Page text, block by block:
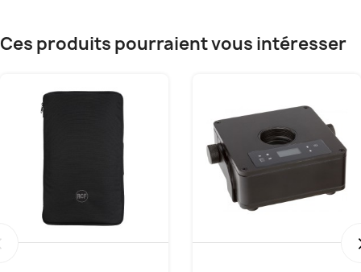
Ces produits pourraient vous intéresser